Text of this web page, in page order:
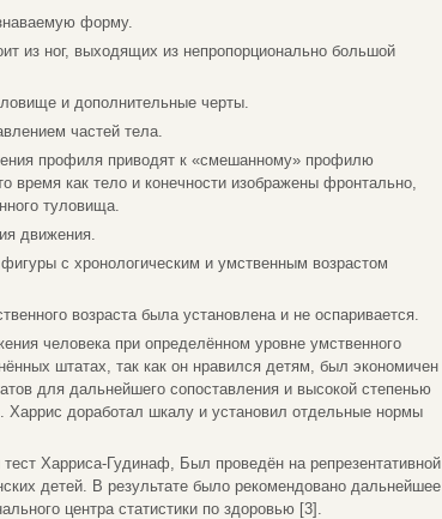
форму.
из ног, выходящих из непропорционально большой
и дополнительные черты.
частей тела.
профиля приводят к «смешанному» профилю
время как тело и конечности изображены фронтально,
туловища.
движения.
с хронологическим и умственным возрастом
возраста была установлена и не оспаривается.
человека при определённом уровне умственного
штатах, так как он нравился детям, был экономичен
для дальнейшего сопоставления и высокой степенью
доработал шкалу и установил отдельные нормы
Харриса-Гудинаф, Был проведён на репрезентативной
детей. В результате было рекомендовано дальнейшее
центра статистики по здоровью [3].